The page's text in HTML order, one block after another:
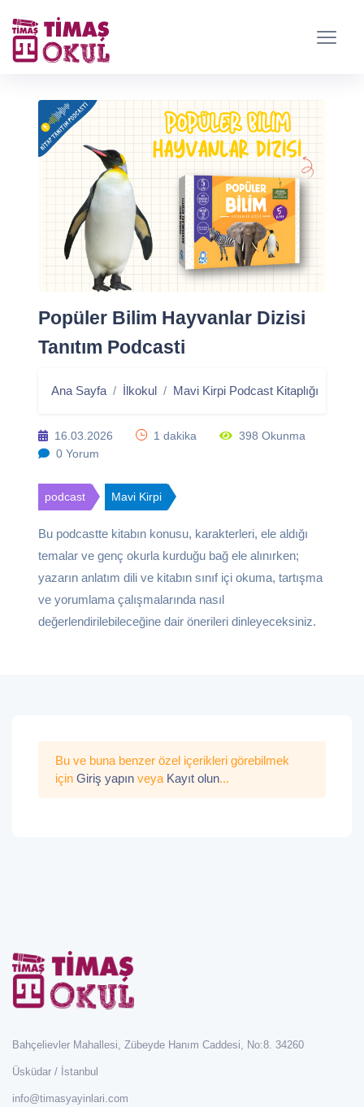
Popüler Bilim Hayvanlar Dizisi
Tanıtım Podcasti
Ana Sayfa İlkokul Mavi Kirpi Podcast Kitaplığı
16.03.2026 1 dakika
398 Okunma
0 Yorum
podcast Mavi Kirpi
Bu podcastte kitabın konusu, karakterleri, ele aldığı
temalar ve genç okurla kurduğu bağ ele alınırken;
yazarın anlatım dili ve kitabın sınıf içi okuma, tartışma
ve yorumlama çalışmalarında nasıl
değerlendirilebileceğine dair önerileri dinleyeceksiniz.
Bu ve buna benzer özel içerikleri görebilmek
için Giriş yapın veya Kayıt olun...
Bahçelievler Mahallesi, Zübeyde Hanım Caddesi, No:8. 34260
Üsküdar / İstanbul
info@timasyayinlari.com